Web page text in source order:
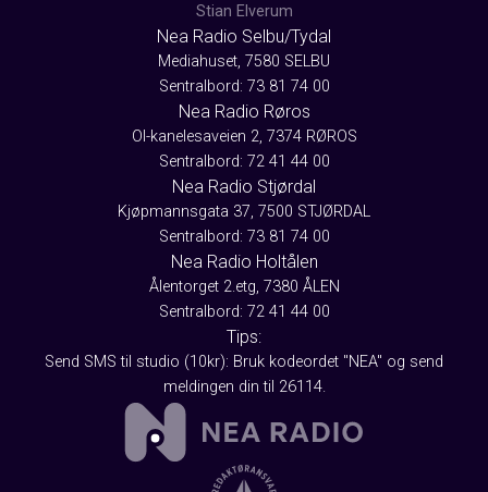
Stian Elverum
Nea Radio Selbu/Tydal
Mediahuset, 7580 SELBU
Sentralbord: 73 81 74 00
Nea Radio Røros
Ol-kanelesaveien 2, 7374 RØROS
Sentralbord: 72 41 44 00
Nea Radio Stjørdal
Kjøpmannsgata 37, 7500 STJØRDAL
Sentralbord: 73 81 74 00
Nea Radio Holtålen
Ålentorget 2.etg, 7380 ÅLEN
Sentralbord: 72 41 44 00
Tips:
Send SMS til studio (10kr): Bruk kodeordet "NEA" og send
meldingen din til 26114.